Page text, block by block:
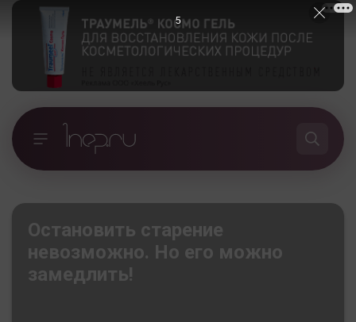
Остановить старение
невозможно. Но его можно
замедлить!
5